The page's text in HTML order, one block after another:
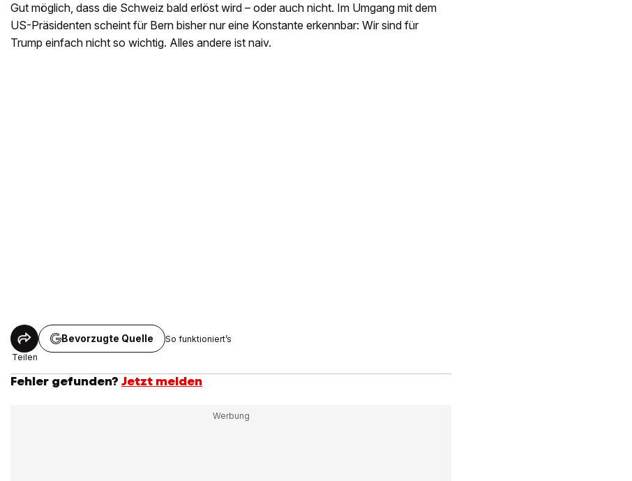
Gut möglich, dass die Schweiz bald erlöst wird – oder auch nicht. Im Umgang mit dem
US-Präsidenten scheint für Bern bisher nur eine Konstante erkennbar: Wir sind für
Trump einfach nicht so wichtig. Alles andere ist naiv.
Teilen
Bevorzugte Quelle So funktioniert’s
Fehler gefunden? Jetzt melden